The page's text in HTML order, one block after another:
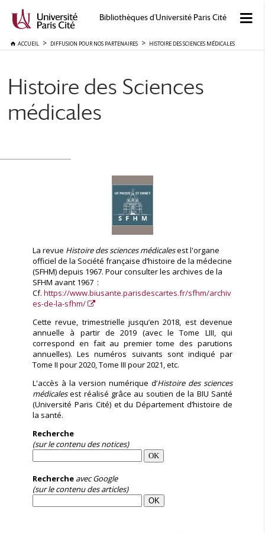
Bibliothèques d'Université Paris Cité
ACCUEIL DIFFUSION POUR NOS PARTENAIRES HISTOIRE DES SCIENCES MÉDICALES
Histoire des Sciences
médicales
La revue Histoire des sciences médicalesest l'organe
officiel de la Société française d’histoire de la médecine
(SFHM) depuis 1967. Pour consulter les archives de la
SFHM avant 1967 :
Cf.https://www.biusante.parisdescartes.fr/sfhm/archiv
es-de-la-sfhm/
Cette revue, trimestrielle jusqu’en 2018, est devenue
annuelle à partir de 2019 (avec le Tome LIII, qui
correspond en fait au premier tome des parutions
annuelles). Les numéros suivants sont indiqué par
Tome II pour 2020, Tome III pour 2021, etc.
L'accès à la version numérique d’Histoire des sciences
médicalesest réalisé grâce au soutien de la BIU Santé
(Université Paris Cité) et du Département d’histoire de
la santé.
Recherche
(sur le contenu des notices)
Recherche avec Google
(sur le contenu des articles)